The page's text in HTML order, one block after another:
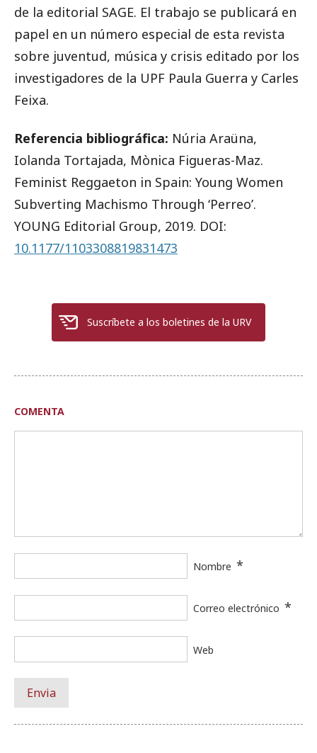
de la editorial SAGE. El trabajo se publicará en
papel en un número especial de esta revista
sobre juventud, música y crisis editado por los
investigadores de la UPF Paula Guerra y Carles
Feixa.
Referencia bibliográfica: Núria Araüna,
Iolanda Tortajada, Mònica Figueras-Maz.
Feminist Reggaeton in Spain: Young Women
Subverting Machismo Through ‘Perreo’.
YOUNG Editorial Group, 2019. DOI:
10.1177/1103308819831473
Suscríbete a los boletines de la URV
COMENTA
Nombre *
Correo electrónico *
Web